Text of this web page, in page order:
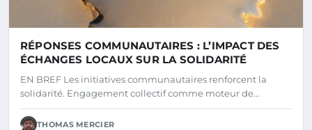
RÉPONSES COMMUNAUTAIRES : L’IMPACT DES
ÉCHANGES LOCAUX SUR LA SOLIDARITÉ
EN BREF Les initiatives communautaires renforcent la
solidarité. Engagement collectif comme moteur de…
THOMAS MERCIER